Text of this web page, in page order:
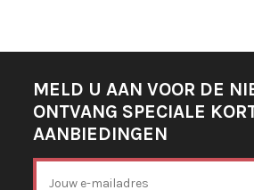
MELD U AAN VOOR DE
ONTVANG SPECIALE
AANBIEDINGEN